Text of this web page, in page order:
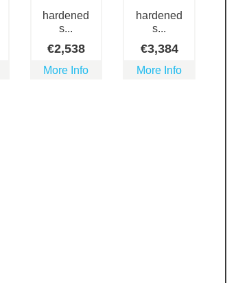
hardened
s...
€2,538
More Info
hardened
s...
€3,384
More Info